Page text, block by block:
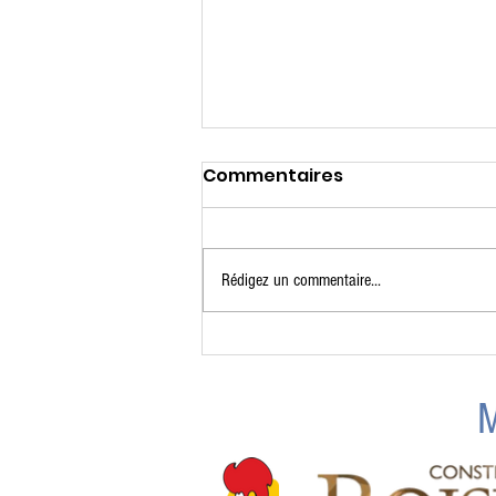
Camp de patin estival
Commentaires
Rédigez un commentaire...